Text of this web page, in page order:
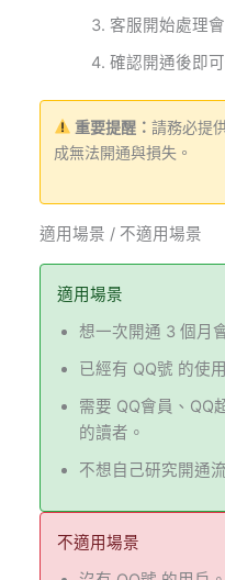
客服開始處理
確認開通後即
重要提醒： 請務必提
成無法開通與損失。
適用場景 / 不適用場景
適用場景
想一次開通 3 個月
已經有 QQ號 的使
需要 QQ會員、QQ
的讀者。
不想自己研究開通
不適用場景